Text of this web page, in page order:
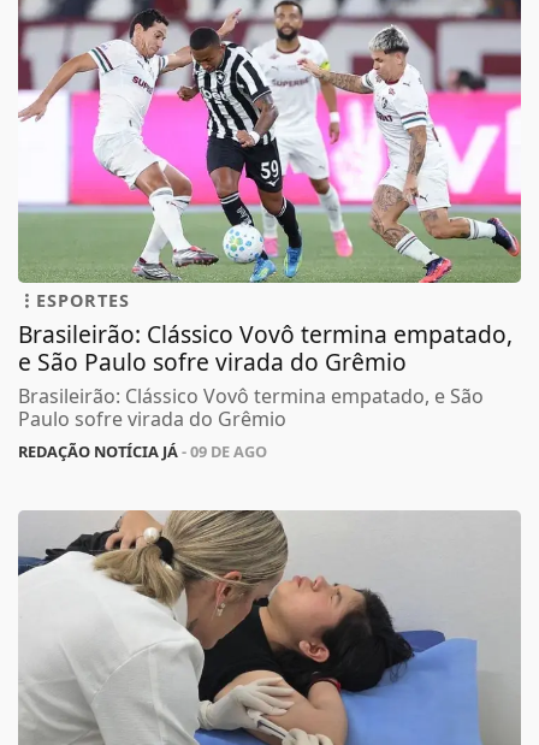
ESPORTES
Brasileirão: Clássico Vovô termina empatado,
e São Paulo sofre virada do Grêmio
Brasileirão: Clássico Vovô termina empatado, e São
Paulo sofre virada do Grêmio
REDAÇÃO NOTÍCIA JÁ- 09 DE AGO